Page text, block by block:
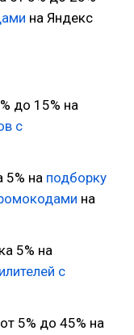
на Яндекс
до 15% на
с
5% на подборку
на
5% на
с
5% до 45% на